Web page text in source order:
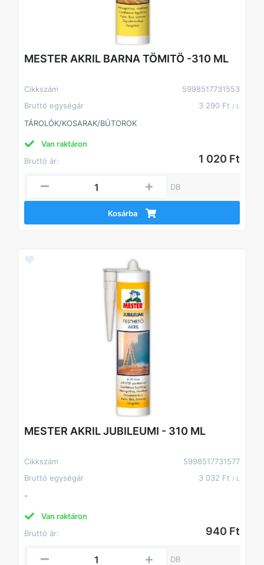
MESTER AKRIL BARNA TÖMITÖ -310 ML
Cikkszám
5998517731553
Bruttó egységár
3 290 Ft / L
TÁROLÓK/KOSARAK/BÚTOROK
Van raktáron
Bruttó ár:
1 020 Ft
DB
Kosárba
MESTER AKRIL JUBILEUMI - 310 ML
Cikkszám
5998517731577
Bruttó egységár
3 032 Ft / L
-
Van raktáron
Bruttó ár:
940 Ft
DB